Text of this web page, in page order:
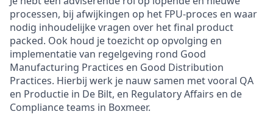
processen, bij afwijkingen op het FPU-proces en waar
nodig inhoudelijke vragen over het final product
packed. Ook houd je toezicht op opvolging en
implementatie van regelgeving rond Good
Manufacturing Practices en Good Distribution
Practices. Hierbij werk je nauw samen met vooral QA
en Productie in De Bilt, en Regulatory Affairs en de
Compliance teams in Boxmeer.